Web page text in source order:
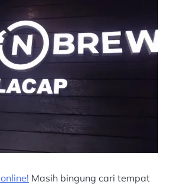
Masih bingung cari tempat